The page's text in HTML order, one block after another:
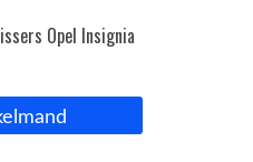
Opel Insignia